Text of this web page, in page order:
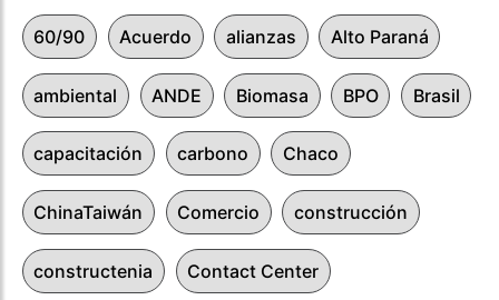
60/90 Acuerdo alianzas Alto Paraná
ambiental ANDE Biomasa BPO Brasil
capacitación carbono Chaco
ChinaTaiwán Comercio construcción
constructenia Contact Center